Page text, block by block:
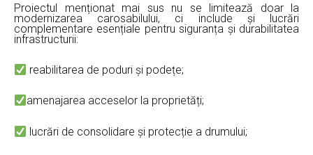
Proiectul menționat mai sus nu se limitează doar la
modernizarea carosabilului, ci include și lucrări
complementare esențiale pentru siguranța și durabilitatea
infrastructurii:
reabilitarea de poduri și podețe;
amenajarea acceselor la proprietăți;
lucrări de consolidare și protecție a drumului;